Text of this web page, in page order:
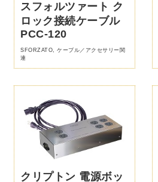
スフォルツァート ク
ロック接続ケーブル
PCC-120
SFORZATO, ケーブル／アクセサリー関
連
クリプトン 電源ボッ